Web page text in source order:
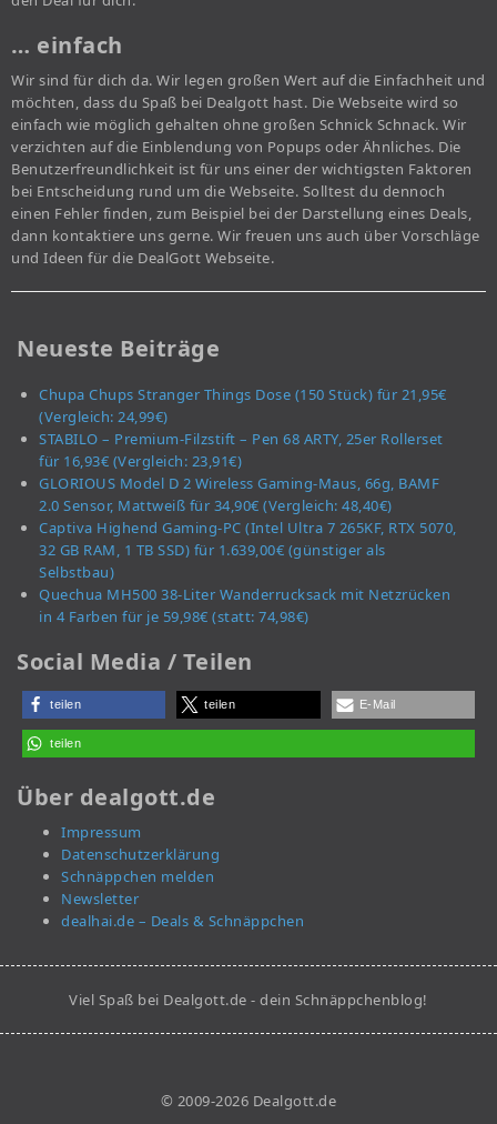
… einfach
Wir sind für dich da. Wir legen großen Wert auf die Einfachheit und
möchten, dass du Spaß bei Dealgott hast. Die Webseite wird so
einfach wie möglich gehalten ohne großen Schnick Schnack. Wir
verzichten auf die Einblendung von Popups oder Ähnliches. Die
Benutzerfreundlichkeit ist für uns einer der wichtigsten Faktoren
bei Entscheidung rund um die Webseite. Solltest du dennoch
einen Fehler finden, zum Beispiel bei der Darstellung eines Deals,
dann kontaktiere uns gerne. Wir freuen uns auch über Vorschläge
und Ideen für die DealGott Webseite.
Neueste Beiträge
Chupa Chups Stranger Things Dose (150 Stück) für 21,95€
(Vergleich: 24,99€)
STABILO – Premium-Filzstift – Pen 68 ARTY, 25er Rollerset
für 16,93€ (Vergleich: 23,91€)
GLORIOUS Model D 2 Wireless Gaming-Maus, 66g, BAMF
2.0 Sensor, Mattweiß für 34,90€ (Vergleich: 48,40€)
Captiva Highend Gaming-PC (Intel Ultra 7 265KF, RTX 5070,
32 GB RAM, 1 TB SSD) für 1.639,00€ (günstiger als
Selbstbau)
Quechua MH500 38-Liter Wanderrucksack mit Netzrücken
in 4 Farben für je 59,98€ (statt: 74,98€)
Social Media / Teilen
teilen teilen E-Mail
teilen
Über dealgott.de
Impressum
Datenschutzerklärung
Schnäppchen melden
Newsletter
dealhai.de – Deals & Schnäppchen
Viel Spaß bei Dealgott.de - dein Schnäppchenblog!
© 2009-2026 Dealgott.de